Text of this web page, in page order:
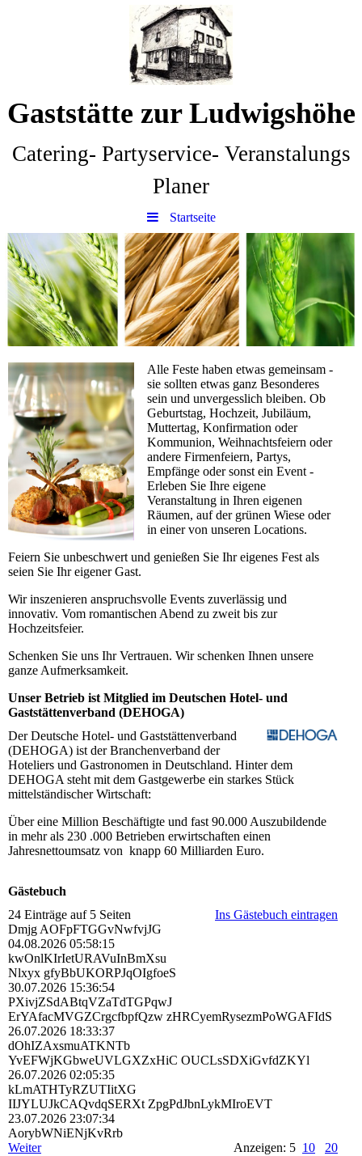
Gaststätte zur Ludwigshöhe
Catering- Partyservice- Veranstalungs
Planer
Startseite
Alle Feste haben etwas gemeinsam -
sie sollten etwas ganz Besonderes
sein und unvergesslich bleiben. Ob
Geburtstag, Hochzeit, Jubiläum,
Muttertag, Konfirmation oder
Kommunion, Weihnachtsfeiern oder
andere Firmenfeiern, Partys,
Empfänge oder sonst ein Event -
Erleben Sie Ihre eigene
Veranstaltung in Ihren eigenen
Räumen, auf der grünen Wiese oder
in einer von unseren Locations.
Feiern Sie unbeschwert und genießen Sie Ihr eigenes Fest als
seien Sie Ihr eigener Gast.
Wir inszenieren anspruchsvolle Events zuverlässig und
innovativ. Vom romantischen Abend zu zweit bis zur
Hochzeitsfeier.
Schenken Sie uns Ihr Vertrauen. Wir schenken Ihnen unsere
ganze Aufmerksamkeit.
Unser Betrieb ist Mitglied im Deutschen Hotel- und
Gaststättenverband (DEHOGA)
Der Deutsche Hotel- und Gaststättenverband
(DEHOGA) ist der Branchenverband der
Hoteliers und Gastronomen in Deutschland. Hinter dem
DEHOGA steht mit dem Gastgewerbe ein starkes Stück
mittelständischer Wirtschaft:
Über eine Million Beschäftigte und fast 90.000 Auszubildende
in mehr als 230 .000 Betrieben erwirtschaften einen
Jahresnettoumsatz von knapp 60 Milliarden Euro.
Gästebuch
24 Einträge auf 5 Seiten
Ins Gästebuch eintragen
Dmjg AOFpFTGGvNwfvjJG
04.08.2026 05:58:15
kwOnlKIrIetURAVuInBmXsu
Nlxyx gfyBbUKORPJqOIgfoeS
30.07.2026 15:36:54
PXivjZSdABtqVZaTdTGPqwJ
ErYAfacMVGZCrgcfbpfQzw zHRCyemRysezmPoWGAFIdS
26.07.2026 18:33:37
dOhIZAxsmuATKNTb
YvEFWjKGbweUVLGXZxHiC OUCLsSDXiGvfdZKYl
26.07.2026 02:05:35
kLmATHTyRZUTIitXG
IIJYLUJkCAQvdqSERXt ZpgPdJbnLykMIroEVT
23.07.2026 23:07:34
AorybWNiENjKvRrb
Weiter
Anzeigen: 5 10 20